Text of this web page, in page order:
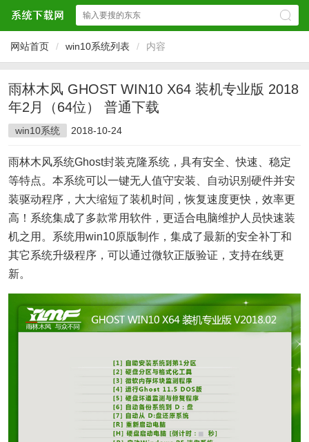
网站首页 / win10系统列表 / 内容
雨林木风 GHOST WIN10 X64 装机专业版 2018
年2月（64位） 普通下载
win10系统 2018-10-24
雨林木风系统Ghost封装克隆系统，具有安全、快速、稳定
等特点。本系统可以一键无人值守安装、自动识别硬件并安
装驱动程序，大大缩短了装机时间，恢复速度更快，效率更
高！系统集成了多款常用软件，更适合电脑维护人员快速装
机之用。系统用win10原版制作，集成了最新的安全补丁和
其它系统升级程序，可以通过微软正版验证，支持在线更
新。